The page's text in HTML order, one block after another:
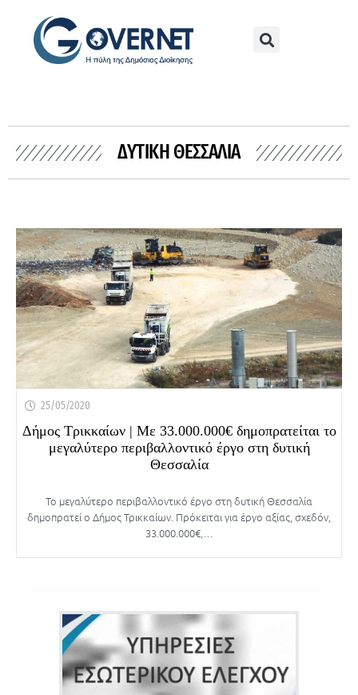
ΔΥΤΙΚΉ ΘΕΣΣΑΛΊΑ
25/05/2020
Δήμος Τρικκαίων | Με 33.000.000€ δημοπρατείται το
μεγαλύτερο περιβαλλοντικό έργο στη δυτική
Θεσσαλία
Το μεγαλύτερο περιβαλλοντικό έργο στη δυτική Θεσσαλία
δημοπρατεί ο Δήμος Τρικκαίων. Πρόκειται για έργο αξίας, σχεδόν,
33.000.000€,…